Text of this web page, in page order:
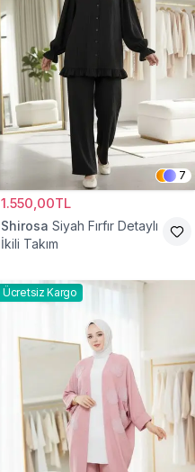
7
1.550,00TL
Shirosa Siyah Fırfır Detaylı
İkili Takım
Ücretsiz Kargo